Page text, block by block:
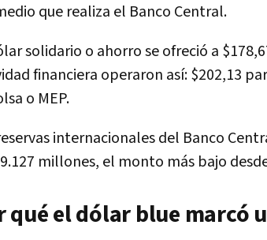
que realiza el Banco Central.
solidario o ahorro se ofreció a
financiera operaron así: $202,13
o MEP.
internacionales del Banco
millones, el monto más bajo
qué el dólar blue marcó